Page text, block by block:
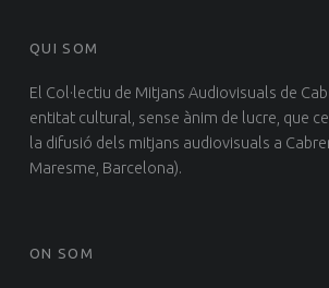
QUI SOM
El Col·lectiu de Mitjans Audiovisuals de
entitat cultural, sense ànim de lucre, que
la difusió dels mitjans audiovisuals a
Maresme, Barcelona).
ON SOM